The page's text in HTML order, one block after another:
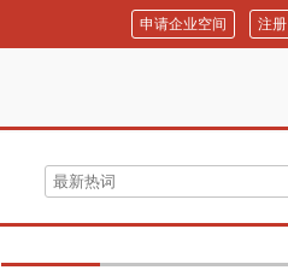
注册
申请企业空间